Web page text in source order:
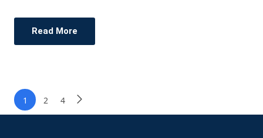
Read More
1 2 4